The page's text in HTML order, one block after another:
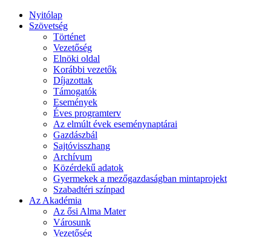
Nyitólap
Szövetség
Történet
Vezetőség
Elnöki oldal
Korábbi vezetők
Díjazottak
Támogatók
Események
Éves programterv
Az elmúlt évek eseménynaptárai
Gazdászbál
Sajtóvisszhang
Archívum
Közérdekű adatok
Gyermekek a mezőgazdaságban mintaprojekt
Szabadtéri színpad
Az Akadémia
Az ősi Alma Mater
Városunk
Vezetőség